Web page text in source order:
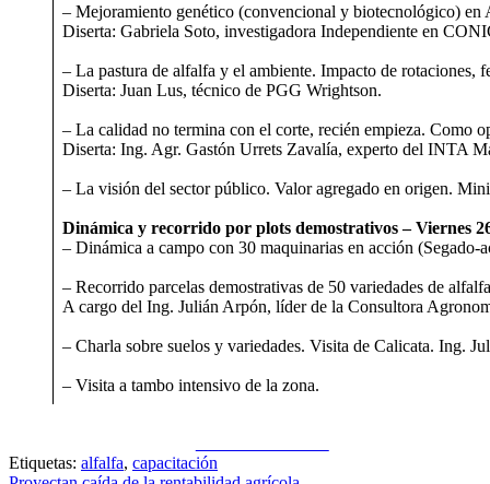
– Mejoramiento genético (convencional y biotecnológico)
Diserta: Gabriela Soto, investigadora Independiente en
– La pastura de alfalfa y el ambiente. Impacto de
Diserta: Juan Lus, técnico de PGG Wrightson.
– La calidad no termina con el corte, recién empieza. Como
Diserta: Ing. Agr. Gastón Urrets Zavalía, experto del INTA
– La visión del sector público. Valor agregado en origen.
Dinámica y recorrido por plots demostrativos – Viernes
– Dinámica a campo con 30 maquinarias en acción
– Recorrido parcelas demostrativas de 50 variedades de
A cargo del Ing. Julián Arpón, líder de la Consultora
– Charla sobre suelos y variedades. Visita de Calicata. Ing.
– Visita a tambo intensivo de la zona.
Etiquetas: alfalfa, capacitación